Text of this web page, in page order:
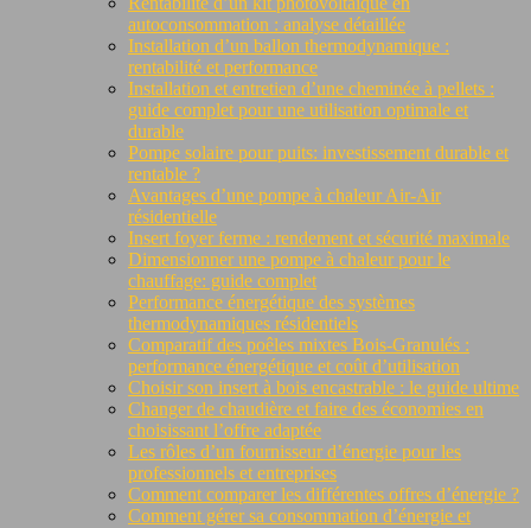
autoconsommation : analyse détaillée
Installation d’un ballon thermodynamique :
rentabilité et performance
Installation et entretien d’une cheminée à pellets :
guide complet pour une utilisation optimale et
durable
Pompe solaire pour puits: investissement durable et
rentable ?
Avantages d’une pompe à chaleur Air-Air
résidentielle
Insert foyer ferme : rendement et sécurité maximale
Dimensionner une pompe à chaleur pour le
chauffage: guide complet
Performance énergétique des systèmes
thermodynamiques résidentiels
Comparatif des poêles mixtes Bois-Granulés :
performance énergétique et coût d’utilisation
Choisir son insert à bois encastrable : le guide ultime
Changer de chaudière et faire des économies en
choisissant l’offre adaptée
Les rôles d’un fournisseur d’énergie pour les
professionnels et entreprises
Comment comparer les différentes offres d’énergie ?
Comment gérer sa consommation d’énergie et